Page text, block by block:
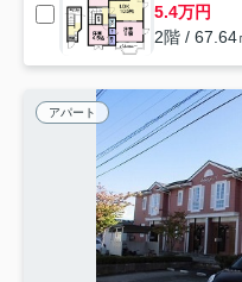
5.4万円
2階 / 67.64
アパート